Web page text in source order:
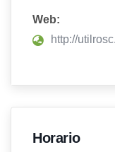
Web:
http://
Horario